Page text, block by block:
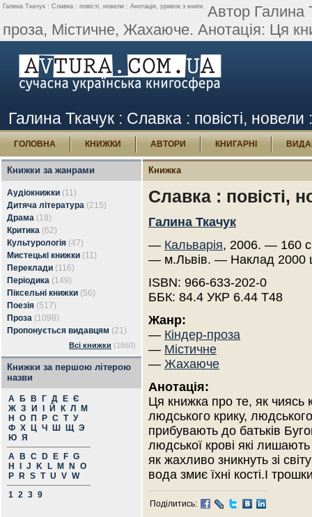
Галина Ткачук : Славка : повісті, новели : Анотація, уривок з книги. Автор Галина
проза, Містичне, Жахаюче. Анотація: Ця
Галина Ткачук : Славка : повісті, новели
ГОЛОВНА КНИЖКИ АВТОРИ КНИГАРНІ
Книжки за жанрами
Аудіокнижки (11)
Дитяча література (215)
Драма (18)
Критика (62)
Культурологія (47)
Мистецькі книжки (11)
Переклади (116)
Періодика (149)
Піксельні книжки (56)
Поезія (517)
Проза (1098)
Пропонується видавцям (21)
Всі книжки (1660)
Книжки за першою літерою
назви
А Б В Г Д Е Є
Ж З И Й К Л
М
Н
О П Р С Т У
Ф Х Ц Ч Ш Щ Э
Ю Я
A
B C D E F G
H
J K L M N
O
P
R S T U V W
1 2 3 9
Книжка
Славка : повісті,
Галина Ткачук
— Кальварія, 2006. — 160
— м.Львів. — Наклад 2000
ISBN: 966-633-202-0
ББК: 84.4 УКР 6.44 Т48
Жанр:
— Кіндер-проза
— Містичне
— Жахаюче
Анотація:
Ця книжка про те, як
людського крику,
прибувають до батьків
людської крові які
як жахливо зникнуть зі
вода змиє їхні кості.І
Поділитись: